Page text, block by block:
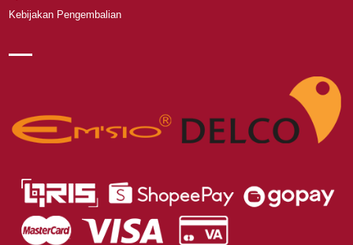
Kebijakan Pengembalian